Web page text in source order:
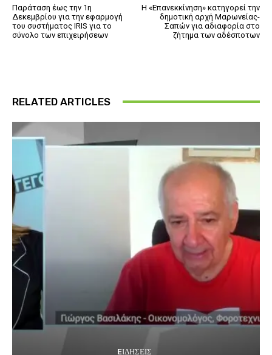
Παράταση έως την 1η
Δεκεμβρίου για την εφαρμογή
του συστήματος IRIS για το
σύνολο των επιχειρήσεων
Η «Επανεκκίνηση» κατηγορεί την
δημοτική αρχή Μαρωνείας-
Σαπών για αδιαφορία στο
ζήτημα των αδέσποτων
RELATED ARTICLES
EΙΔΗΣΕΙΣ